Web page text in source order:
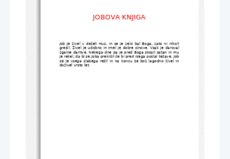
JOBOVA KNJIGA
Job je živel v deželi Hus, in se je zelo bal Boga, zato ni nikoli
grešil. Živel je udobno in imel je dobre sinove. Vsak je daroval
žgalne daritve. Nekega dne pa je pred Boga stopil satan in mu
je rekel, da bi se Joba prekršil če bi pred njega poslal težave. Job
se je  vsega  slabega  rešil  in  na  koncu  še bolj  lagodno  živel  in
doživel vrsto let.